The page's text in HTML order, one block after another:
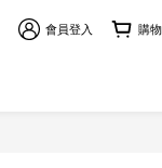
會員登入 購